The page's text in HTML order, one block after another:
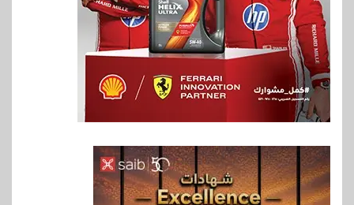
6
بنوك